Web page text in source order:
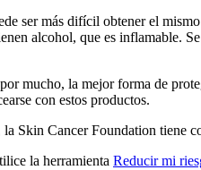
ser más difícil obtener el
alcohol, que es inflamable.
mucho, la mejor forma de
con estos productos.
Skin Cancer Foundation tiene
la herramienta Reducir mi